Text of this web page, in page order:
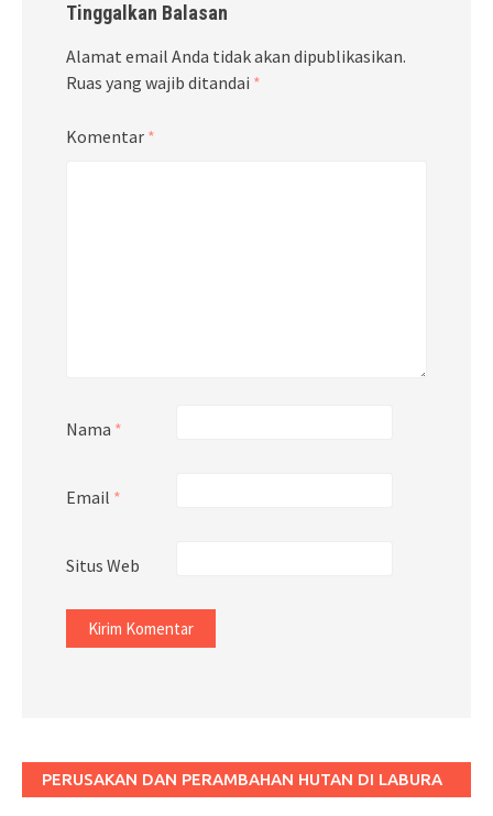
Tinggalkan Balasan
Alamat email Anda tidak akan dipublikasikan.
Ruas yang wajib ditandai *
Komentar *
Nama *
Email *
Situs Web
PERUSAKAN DAN PERAMBAHAN HUTAN DI LABURA